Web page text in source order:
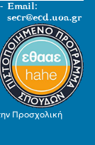
Email:
secr@ecd.uoa.gr
Προσχολική